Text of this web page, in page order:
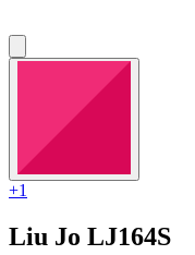
+1
Liu Jo LJ164S